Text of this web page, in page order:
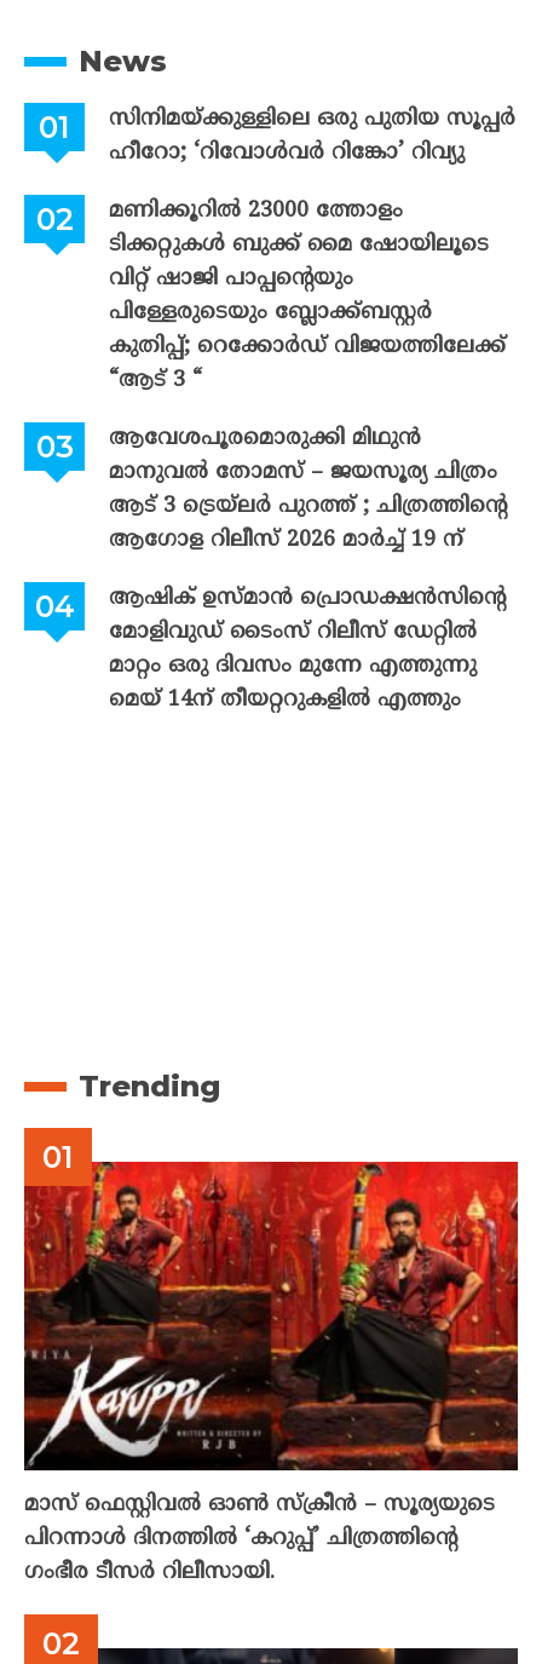
News
സിനിമയ്ക്കുള്ളിലെ ഒരു പുതിയ സൂപ്പർ
ഹീറോ; ‘റിവോൾവർ റിങ്കോ’ റിവ്യു
മണിക്കൂറിൽ 23000 ത്തോളം
ടിക്കറ്റുകൾ ബുക്ക് മൈ ഷോയിലൂടെ
വിറ്റ് ഷാജി പാപ്പന്റെയും
പിള്ളേരുടെയും ബ്ലോക്ക്ബസ്റ്റർ
കുതിപ്പ്; റെക്കോർഡ് വിജയത്തിലേക്ക്
“ആട് 3 “
ആവേശപൂരമൊരുക്കി മിഥുൻ
മാനുവൽ തോമസ് – ജയസൂര്യ ചിത്രം
ആട് 3 ട്രെയ്‌ലർ പുറത്ത് ; ചിത്രത്തിന്റെ
ആഗോള റിലീസ് 2026 മാർച്ച് 19 ന്
ആഷിക് ഉസ്മാൻ പ്രൊഡക്ഷൻസിന്റെ
മോളിവുഡ് ടൈംസ് റിലീസ് ഡേറ്റിൽ
മാറ്റം ഒരു ദിവസം മുന്നേ എത്തുന്നു
മെയ് 14ന് തീയറ്ററുകളിൽ എത്തും
Trending
മാസ് ഫെസ്റ്റിവൽ ഓൺ സ്‌ക്രീൻ – സൂര്യയുടെ
പിറന്നാൾ ദിനത്തിൽ ‘കറുപ്പ്’ ചിത്രത്തിന്റെ
ഗംഭീര ടീസർ റിലീസായി.